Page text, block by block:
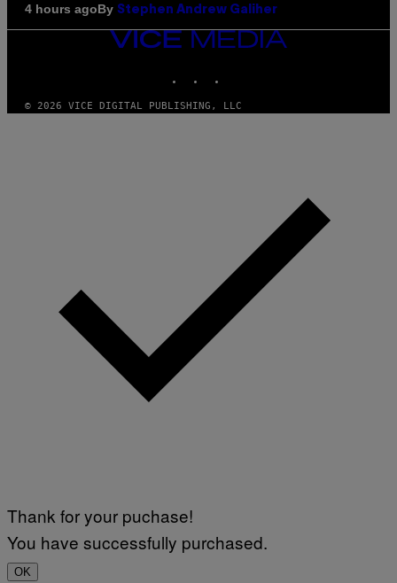
4 hours agoBy Stephen Andrew Galiher
VICE
MEDIA
© 2026 VICE DIGITAL PUBLISHING, LLC
Thank for your puchase!
You have successfully purchased.
OK